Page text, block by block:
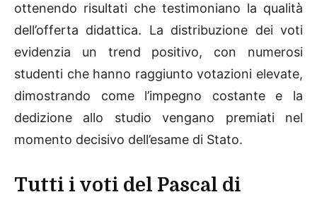
ottenendo risultati che testimoniano la qualità
dell’offerta didattica. La distribuzione dei voti
evidenzia un trend positivo, con numerosi
studenti che hanno raggiunto votazioni elevate,
dimostrando come l’impegno costante e la
dedizione allo studio vengano premiati nel
momento decisivo dell’esame di Stato.
Tutti i voti del Pascal di